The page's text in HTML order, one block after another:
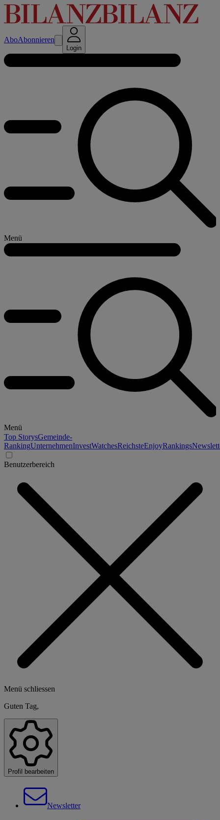
AboAbonnieren
Login
Menü
Menü
Top StorysGemeinde-
RankingUnternehmenInvestWatchesReichsteEnjoyRankings
Benutzerbereich
Menü schliessen
Guten Tag,
Profil bearbeiten
Newsletter